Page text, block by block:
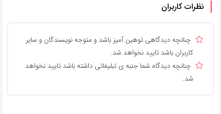
نظرات کاربران
چنانچه دیدگاهی توهین آمیز باشد و متوجه نویسندگان و سایر
کاربران باشد تایید نخواهد شد.
چنانچه دیدگاه شما جنبه ی تبلیغاتی داشته باشد تایید نخواهد
شد.